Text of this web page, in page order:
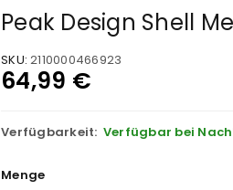
Peak Design Shell
SKU: 2110000466923
64,99 €
Verfügbarkeit: Verfügbar bei
Menge